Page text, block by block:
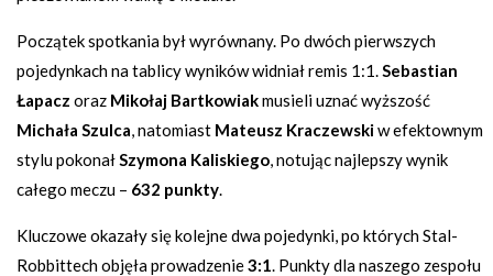
Początek spotkania był wyrównany. Po dwóch pierwszych
pojedynkach na tablicy wyników widniał remis 1:1. Sebastian
Łapacz oraz Mikołaj Bartkowiakmusieli uznać wyższość
Michała Szulca , natomiast Mateusz Kraczewskiw efektownym
stylu pokonał Szymona Kaliskiego , notując najlepszy wynik
całego meczu – 632 punkty
Kluczowe okazały się kolejne dwa pojedynki, po których Stal-
Robbittech objęła prowadzenie3:1 . Punkty dla naszego zespołu